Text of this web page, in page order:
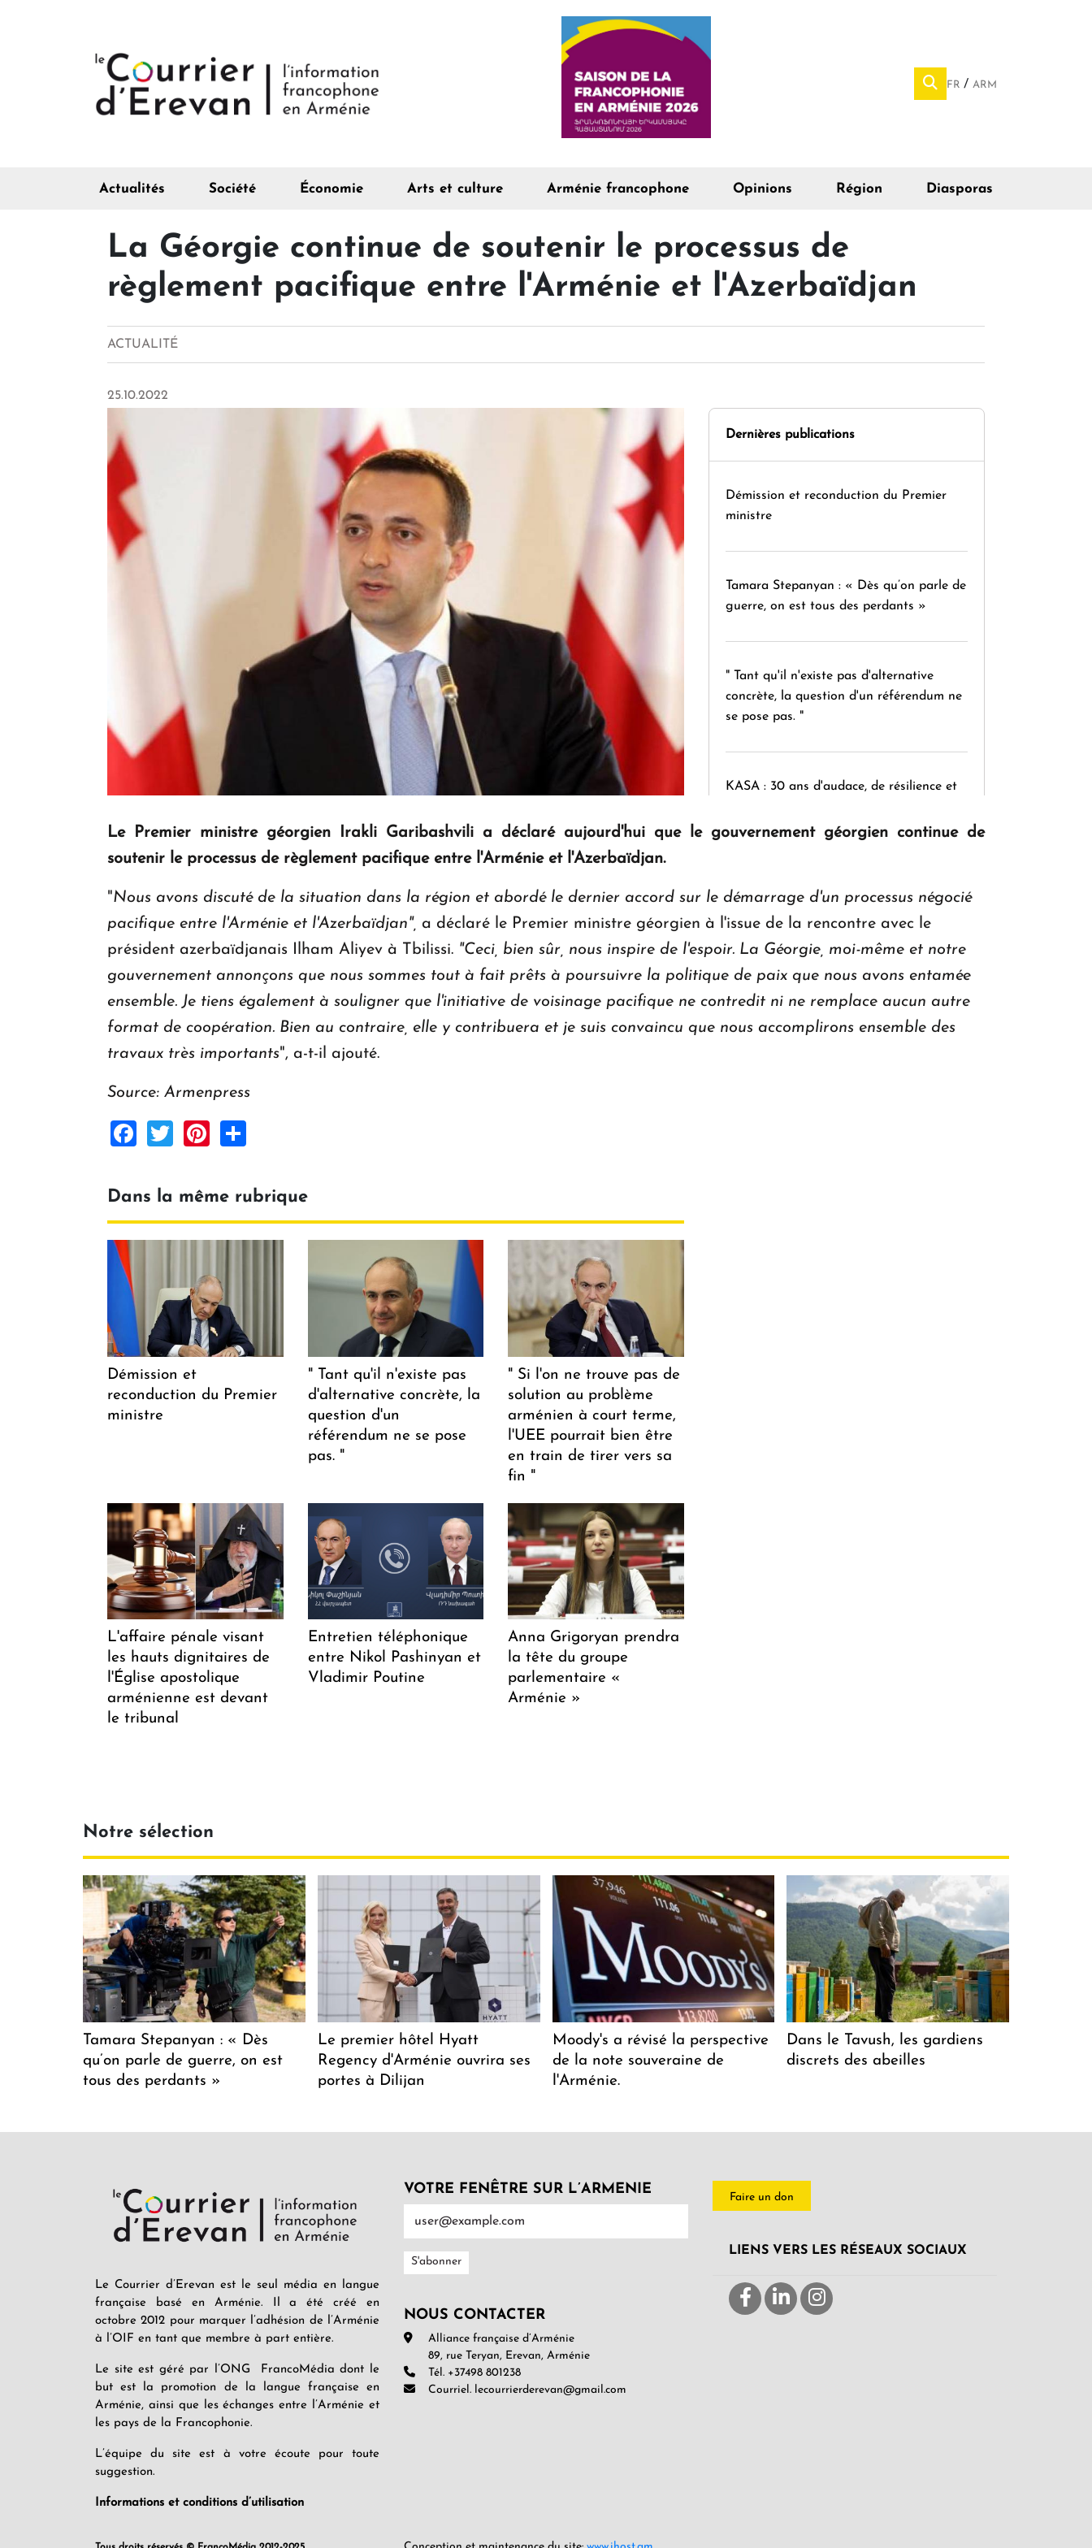
FR ARM
Actualités Société Économie Arts et culture Arménie francophone Opinions Région Diasporas
La Géorgie continue de soutenir le processus de
règlement pacifique entre l'Arménie et l'Azerbaïdjan
ACTUALITÉ
25.10.2022
Dernières publications
Démission et reconduction du Premier
ministre
Tamara Stepanyan : « Dès qu’on parle de
guerre, on est tous des perdants »
" Tant qu'il n'existe pas d'alternative
concrète, la question d'un référendum ne
se pose pas. "
KASA : 30 ans d'audace, de résilience et
d'Arménie ouvrira ses portes à Dilijan
Le Premier ministre géorgien Irakli Garibashvili a déclaré aujourd'hui que le gouvernement géorgien continue de
soutenir le processus de règlement pacifique entre l'Arménie et l'Azerbaïdjan.
"Nous avons discuté de la situation dans la région et abordé le dernier accord sur le démarrage d'un processus négocié
pacifique entre l'Arménie et l'Azerbaïdjan", a déclaré le Premier ministre géorgien à l'issue de la rencontre avec le
président azerbaïdjanais Ilham Aliyev à Tbilissi. "Ceci, bien sûr, nous inspire de l'espoir. La Géorgie, moi-même et notre
gouvernement annonçons que nous sommes tout à fait prêts à poursuivre la politique de paix que nous avons entamée
ensemble. Je tiens également à souligner que l'initiative de voisinage pacifique ne contredit ni ne remplace aucun autre
format de coopération. Bien au contraire, elle y contribuera et je suis convaincu que nous accomplirons ensemble des
travaux très importants", a-t-il ajouté.
Source: Armenpress
Facebook
TwitterPinterest
Dans la même rubrique
Démission et
reconduction du Premier
ministre
" Tant qu'il n'existe pas
d'alternative concrète, la
question d'un
référendum ne se pose
pas. "
" Si l'on ne trouve pas de
solution au problème
arménien à court terme,
l'UEE pourrait bien être
en train de tirer vers sa
fin "
L'affaire pénale visant
les hauts dignitaires de
l'Église apostolique
arménienne est devant
le tribunal
Entretien téléphonique
entre Nikol Pashinyan et
Vladimir Poutine
Anna Grigoryan prendra
la tête du groupe
parlementaire «
Arménie »
Notre sélection
Tamara Stepanyan : « Dès
qu’on parle de guerre, on est
tous des perdants »
Le premier hôtel Hyatt
Regency d'Arménie ouvrira ses
portes à Dilijan
Moody's a révisé la perspective
de la note souveraine de
l'Arménie.
Dans le Tavush, les gardiens
discrets des abeilles
Le Courrier d’Erevan est le seul média en langue
française basé en Arménie. Il a été créé en
octobre 2012 pour marquer l’adhésion de l’Arménie
à l’OIF en tant que membre à part entière.
Le site est géré par l’ONG FrancoMédia dont le
but est la promotion de la langue française en
Arménie, ainsi que les échanges entre l’Arménie et
les pays de la Francophonie.
L’équipe du site est à votre écoute pour toute
suggestion.
Informations et conditions d’utilisation
VOTRE FENÊTRE SUR L’ARMENIE
NOUS CONTACTER
Alliance française d’Arménie
89, rue Teryan, Erevan, Arménie
Tél. +37498 801238
Courriel. lecourrierderevan@gmail.com
Faire un don
LIENS VERS LES RÉSEAUX SOCIAUX